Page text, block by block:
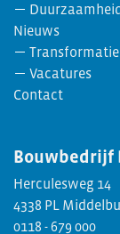
Nieuws
Transformatie
Vacatures
Contact
Bouwbedrijf
Herculesweg 14
4338 PL
0118 - 679 000